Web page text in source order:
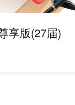
享版(27届)